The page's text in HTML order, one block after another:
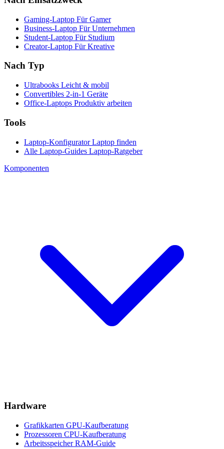
Gaming-Laptop Für Gamer
Business-Laptop Für Unternehmen
Student-Laptop Für Studium
Creator-Laptop Für Kreative
Nach Typ
Ultrabooks Leicht & mobil
Convertibles 2-in-1 Geräte
Office-Laptops Produktiv arbeiten
Tools
Laptop-KonfiguratorLaptop finden
Alle Laptop-Guides Laptop-Ratgeber
Komponenten
Hardware
Grafikkarten GPU-Kaufberatung
Prozessoren CPU-Kaufberatung
ArbeitsspeicherRAM-Guide